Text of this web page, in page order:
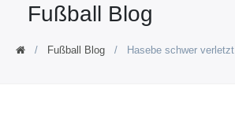
Fußball Blog
Fußball Blog Hasebe schwer verletzt